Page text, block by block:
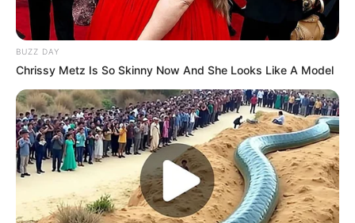
BUZZ DAY
Chrissy Metz Is So Skinny Now And She Looks Like A Model